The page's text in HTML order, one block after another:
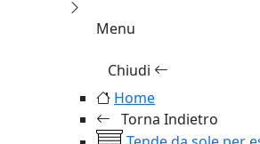
Menu
Chiudi
Home
Torna Indietro